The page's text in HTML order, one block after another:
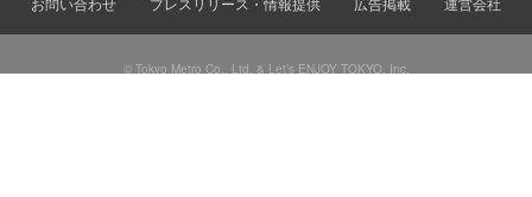
© Tokyo Metro Co., Ltd. & Let’s ENJOY TOKYO, Inc.